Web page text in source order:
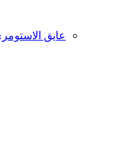
عایق